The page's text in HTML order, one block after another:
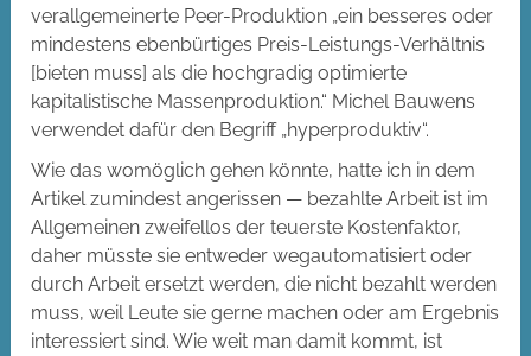
verallgemeinerte Peer-Produktion „ein besseres oder
mindestens ebenbürtiges Preis-Leistungs-Verhältnis
[bieten muss] als die hochgradig optimierte
kapitalistische Massenproduktion.“ Michel Bauwens
verwendet dafür den Begriff „hyperproduktiv“.
Wie das womöglich gehen könnte, hatte ich in dem
Artikel zumindest angerissen — bezahlte Arbeit ist im
Allgemeinen zweifellos der teuerste Kostenfaktor,
daher müsste sie entweder wegautomatisiert oder
durch Arbeit ersetzt werden, die nicht bezahlt werden
muss, weil Leute sie gerne machen oder am Ergebnis
interessiert sind. Wie weit man damit kommt, ist